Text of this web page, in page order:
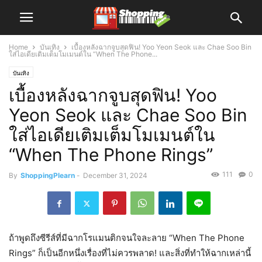
Home บันเทิง
เบื้องหลังฉากจูบสุดฟิน! Yoo Yeon Seok และ Chae Soo Bin
ใส่ไอเดียเติมเต็มโมเมนต์ใน “When The Phone...
บันเทิง
เบื้องหลังฉากจูบสุดฟิน! Yoo
Yeon Seok และ Chae Soo Bin
ใส่ไอเดียเติมเต็มโมเมนต์ใน
“When The Phone Rings”
By ShoppingPlearn - December 31, 2024 0
111
ถ้าพูดถึงซีรีส์ที่มีฉากโรแมนติกจนใจละลาย “When The Phone
Rings” ก็เป็นอีกหนึ่งเรื่องที่ไม่ควรพลาด! และสิ่งที่ทำให้ฉากเหล่านี้